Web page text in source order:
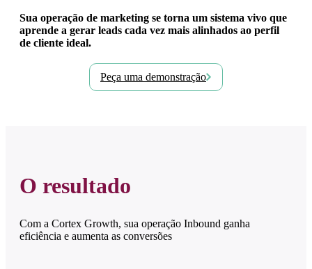
Sua operação de marketing se torna um sistema vivo que
aprende a gerar leads cada vez mais alinhados ao perfil
de cliente ideal.
Peça uma demonstração
O resultado
Com a Cortex Growth, sua operação Inbound ganha
eficiência e aumenta as conversões